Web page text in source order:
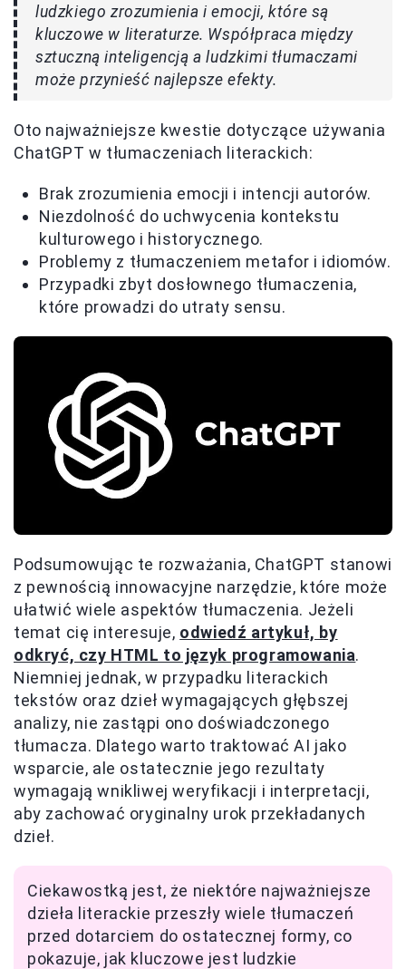
ludzkiego zrozumienia i emocji, które są
kluczowe w literaturze. Współpraca między
sztuczną inteligencją a ludzkimi tłumaczami
może przynieść najlepsze efekty.
Oto najważniejsze kwestie dotyczące używania
ChatGPT w tłumaczeniach literackich:
Brak zrozumienia emocji i intencji autorów.
Niezdolność do uchwycenia kontekstu
kulturowego i historycznego.
Problemy z tłumaczeniem metafor i idiomów.
Przypadki zbyt dosłownego tłumaczenia,
które prowadzi do utraty sensu.
Podsumowując te rozważania, ChatGPT stanowi
z pewnością innowacyjne narzędzie, które może
ułatwić wiele aspektów tłumaczenia. Jeżeli
temat cię interesuje, odwiedź artykuł, by
odkryć, czy HTML to język programowania.
Niemniej jednak, w przypadku literackich
tekstów oraz dzieł wymagających głębszej
analizy, nie zastąpi ono doświadczonego
tłumacza. Dlatego warto traktować AI jako
wsparcie, ale ostatecznie jego rezultaty
wymagają wnikliwej weryfikacji i interpretacji,
aby zachować oryginalny urok przekładanych
dzieł.
Ciekawostką jest, że niektóre najważniejsze
dzieła literackie przeszły wiele tłumaczeń
przed dotarciem do ostatecznej formy, co
pokazuje, jak kluczowe jest ludzkie